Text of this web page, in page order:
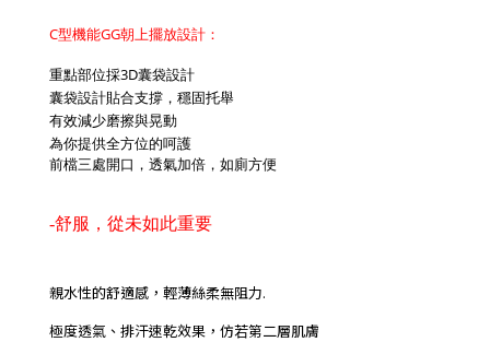
C型機能GG朝上擺放設計：
重點部位採3D囊袋設計
囊袋設計貼合支撐，穩固托舉
有效減少磨擦與晃動
為你提供全方位的呵護
前檔三處開口，透氣加倍，如廁方便
-舒服，從未如此重要
親水性的舒適感，輕薄絲柔無阻力.
極度透氣、排汗速乾效果，仿若第二層肌膚